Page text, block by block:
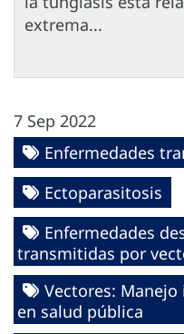
extrema...
7 Sep 2022
Enfermedades
Ectoparasitosis
Enfermedades
transmitidas por
Vectores:
en salud pública